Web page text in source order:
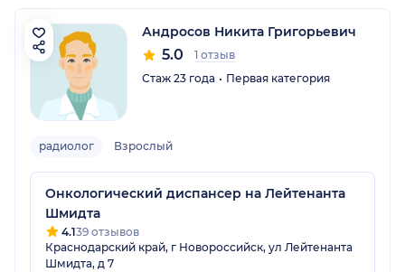
Андросов Никита Григорьевич
5.0
1 отзыв
Стаж 23 года
Первая категория
радиолог Взрослый
Онкологический диспансер на Лейтенанта
Шмидта
4.139 отзывов
Краснодарский край, г Новороссийск, ул Лейтенанта
Шмидта, д 7